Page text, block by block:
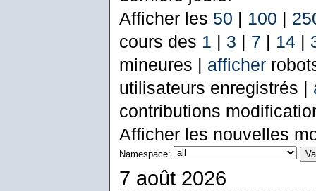
Afficher les 50 | 100 |
cours des 1 | 3 | 7 | 14|
mineures | afficher
utilisateurs enregistrés |
contributions
Afficher les nouvelles
Namespace:
7 août 2026